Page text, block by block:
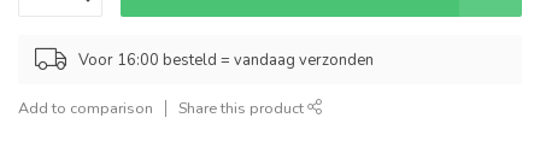
Voor 16:00 besteld = vandaag verzonden
Add to comparison Share this product